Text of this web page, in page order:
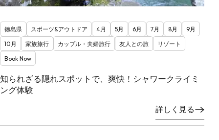
徳島県 スポーツ&アウトドア 4月 5月 6月 7月 8月
9月
10月
家族旅行 カップル・夫婦旅行 友人との旅
リゾート
Book Now
知られざる隠れスポットで、爽快！シャワークライミ
ング体験
詳しく見る